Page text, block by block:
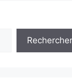
Rechercher